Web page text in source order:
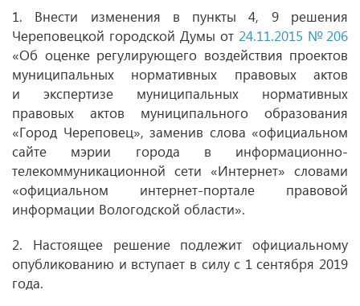
1. Внести изменения в пункты 4, 9 решения
Череповецкой городской Думы от 24.11.2015 № 206
«Об оценке регулирующего воздействия проектов
муниципальных нормативных правовых актов
и экспертизе муниципальных нормативных
правовых актов муниципального образования
«Город Череповец», заменив слова «официальном
сайте мэрии города в информационно-
телекоммуникационной сети «Интернет» словами
«официальном интернет-портале правовой
информации Вологодской области».
2. Настоящее решение подлежит официальному
опубликованию и вступает в силу с 1 сентября 2019
года.